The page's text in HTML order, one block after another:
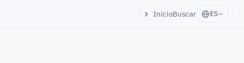
InicioBuscar ES